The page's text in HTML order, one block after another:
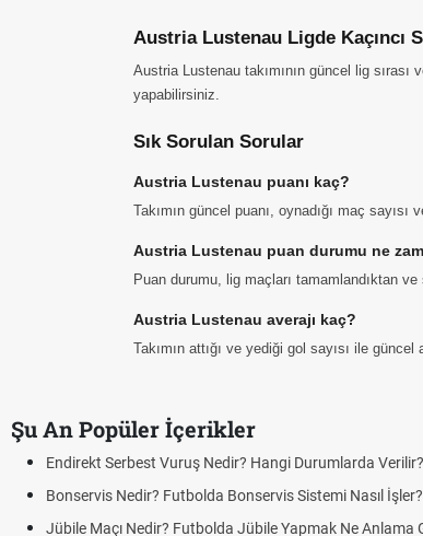
Austria Lustenau Ligde Kaçıncı
Austria Lustenau takımının güncel lig
yapabilirsiniz.
Sık Sorulan Sorular
Austria Lustenau puanı kaç?
Takımın güncel puanı, oynadığı maç
Austria Lustenau puan durumu ne
Puan durumu, lig maçları tamamlandıktan
Austria Lustenau averajı kaç?
Takımın attığı ve yediği gol sayısı ile
Şu An Popüler İçerikler
Endirekt Serbest Vuruş Nedir? Hangi Durumlarda Verilir?
Bonservis Nedir? Futbolda Bonservis Sistemi Nasıl İşler?
Jübile Maçı Nedir? Futbolda Jübile Yapmak Ne Anlama